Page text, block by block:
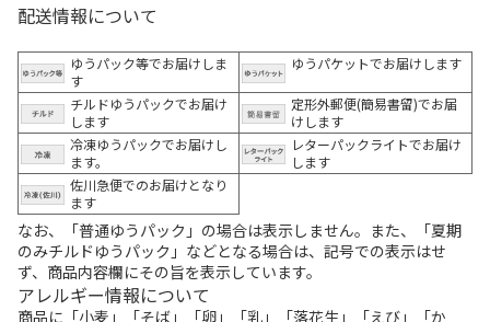
配送情報について
ゆうパック等でお届けしま
す
ゆうパケットでお届けします
チルドゆうパックでお届け
します
定形外郵便(簡易書留)でお届
けします
冷凍ゆうパックでお届けし
ます。
レターパックライトでお届け
します
佐川急便でのお届けとなり
ます
なお、「普通ゆうパック」の場合は表示しません。また、「夏期
のみチルドゆうパック」などとなる場合は、記号での表示はせ
ず、商品内容欄にその旨を表示しています。
アレルギー情報について
商品に「小麦」「そば」「卵」「乳」「落花生」「えび」「か